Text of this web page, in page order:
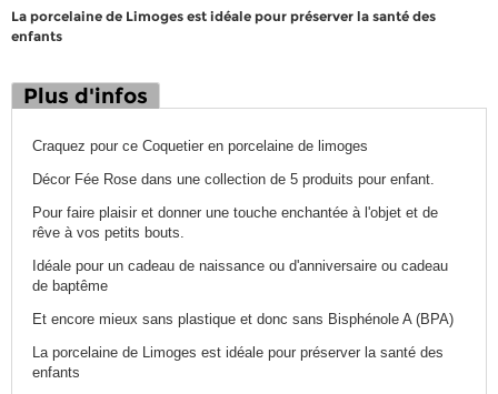
La porcelaine de Limoges est idéale pour préserver la santé des
enfants
Plus d'infos
Craquez pour ce Coquetier en porcelaine de limoges
Décor Fée Rose dans une collection de 5 produits pour enfant.
Pour faire plaisir et donner une touche enchantée à l'objet et de
rêve à vos petits bouts.
Idéale pour un cadeau de naissance ou d'anniversaire ou cadeau
de baptême
Et encore mieux sans plastique et donc sans Bisphénole A (BPA)
La porcelaine de Limoges est idéale pour préserver la santé des
enfants